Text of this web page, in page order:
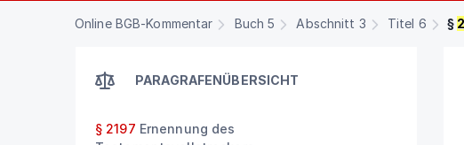
Online BGB-Kommentar Buch 5 Abschnitt 3 Titel 6 §
PARAGRAFENÜBERSICHT
§ 2197 Ernennung des